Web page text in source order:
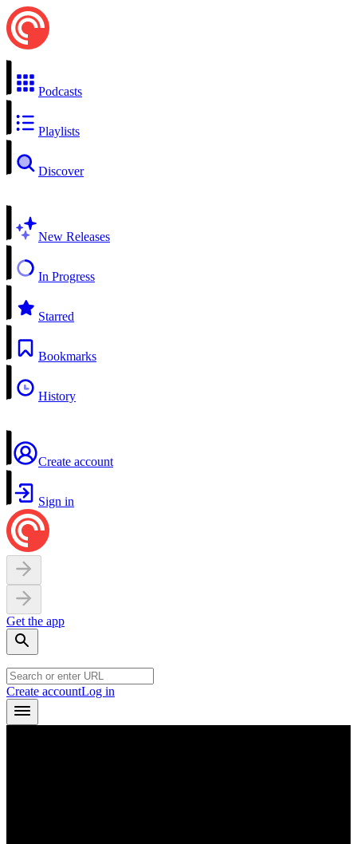
Podcasts
Playlists
Discover
New Releases
In Progress
Starred
Bookmarks
History
Create account
Sign in
Get the app
Create accountLog in